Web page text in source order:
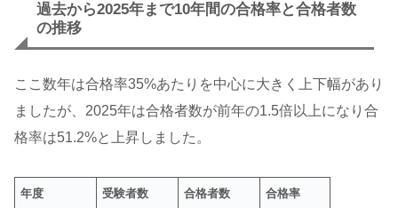
過去から2025年まで10年間の合格率と合格者数
の推移
ここ数年は合格率35%あたりを中心に大きく上下幅があり
ましたが、2025年は合格者数が前年の1.5倍以上になり合
格率は51.2%と上昇しました。
年度 受験者数 合格者数 合格率